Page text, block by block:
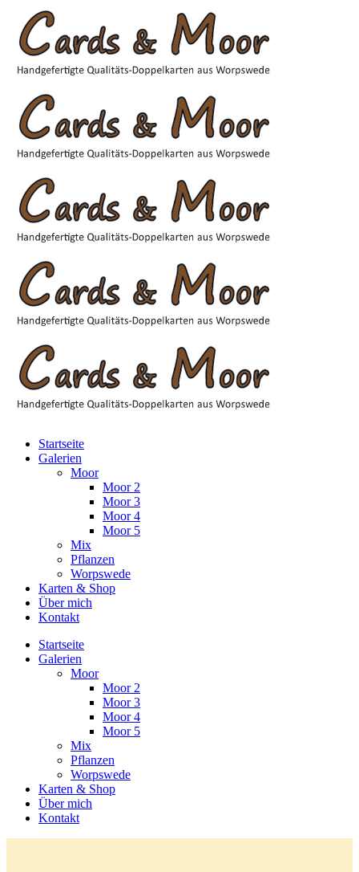
Startseite
Galerien
Moor
Moor 2
Moor 3
Moor 4
Moor 5
Mix
Pflanzen
Worpswede
Karten & Shop
Über mich
Kontakt
Startseite
Galerien
Moor
Moor 2
Moor 3
Moor 4
Moor 5
Mix
Pflanzen
Worpswede
Karten & Shop
Über mich
Kontakt